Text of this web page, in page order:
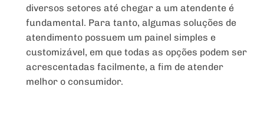
diversos setores até chegar a um atendente é
fundamental. Para tanto, algumas soluções de
atendimento possuem um painel simples e
customizável, em que todas as opções podem ser
acrescentadas facilmente, a fim de atender
melhor o consumidor.